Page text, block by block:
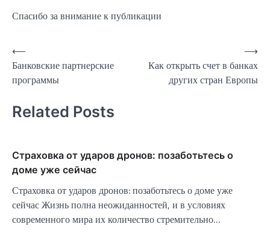
Спасибо за внимание к публикации
Навигация
по
записям
⟵
Банковские партнерские
программы
Как открыть счет в банках
других стран Европы
⟶
Related Posts
Страховка от ударов дронов: позаботьтесь о
доме уже сейчас
Страховка от ударов дронов: позаботьтесь о доме уже
сейчас Жизнь полна неожиданностей, и в условиях
современного мира их количество стремительно…